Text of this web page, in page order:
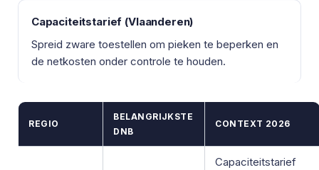
Capaciteitstarief (Vlaanderen)
Spreid zware toestellen om pieken te beperken en
de netkosten onder controle te houden.
REGIO
BELANGRIJKSTE
DNB
CONTEXT 2026
Capaciteitstarief